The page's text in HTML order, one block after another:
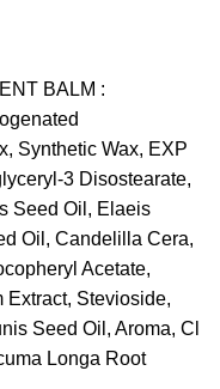
BALM :
Synthetic Wax, EXP
3 Disostearate,
Seed Oil, Elaeis
Oil, Candelilla Cera,
Acetate,
Extract, Stevioside,
Seed Oil, Aroma, Cl
Longa Root